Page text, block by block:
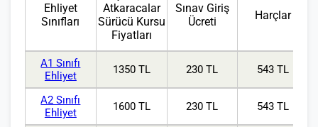
Ehliyet
Sınıfları
Atkaracalar
Sürücü Kursu
Fiyatları
Sınav Giriş
Ücreti
Harçlar
A1 Sınıfı
Ehliyet
1350 TL 230 TL 543 TL
A2 Sınıfı
Ehliyet
1600 TL 230 TL 543 TL